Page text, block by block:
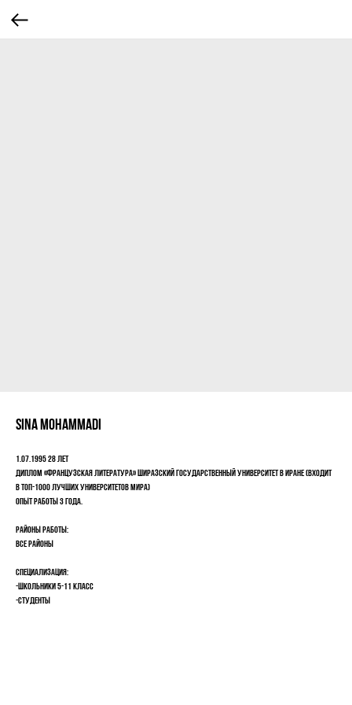
Sina Mohammadi
1.07.1995 28 лет
Диплом «Французская литература» Ширазский государственный университет в Иране (входит
в ТОП-1000 лучших университетов мира)
Опыт работы 3 года.
Районы работы:
Все районы
Специализация:
-Школьники 5-11 класс
-Студенты